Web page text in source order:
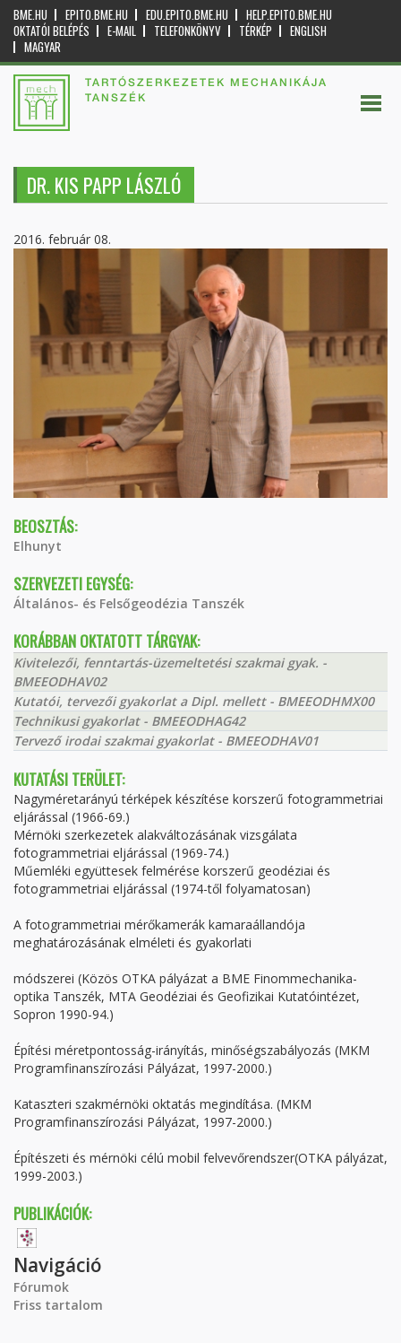
BME.HU EPITO.BME.HU EDU.EPITO.BME.HU
HELP.EPITO.BME.HU
OKTATÓI BELÉPÉS
E-MAIL TELEFONKÖNYV TÉRKÉP
ENGLISH
MAGYAR
TARTÓSZERKEZETEK MECHANIKÁJA
TANSZÉK
DR. KIS PAPP LÁSZLÓ
2016. február 08.
BEOSZTÁS:
Elhunyt
SZERVEZETI EGYSÉG:
Általános- és Felsőgeodézia Tanszék
KORÁBBAN OKTATOTT TÁRGYAK:
Kivitelezői, fenntartás-üzemeltetési szakmai gyak. -
BMEEODHAV02
Kutatói, tervezői gyakorlat a Dipl. mellett - BMEEODHMX00
Technikusi gyakorlat - BMEEODHAG42
Tervező irodai szakmai gyakorlat - BMEEODHAV01
KUTATÁSI TERÜLET:
Nagyméretarányú térképek készítése korszerű fotogrammetriai
eljárással (1966-69.)
Mérnöki szerkezetek alakváltozásának vizsgálata
fotogrammetriai eljárással (1969-74.)
Műemléki együttesek felmérése korszerű geodéziai és
fotogrammetriai eljárással (1974-től folyamatosan)
A fotogrammetriai mérőkamerák kamaraállandója
meghatározásának elméleti és gyakorlati
módszerei (Közös OTKA pályázat a BME Finommechanika-
optika Tanszék, MTA Geodéziai és Geofizikai Kutatóintézet,
Sopron 1990-94.)
Építési méretpontosság-irányítás, minőségszabályozás (MKM
Programfinanszírozási Pályázat, 1997-2000.)
Kataszteri szakmérnöki oktatás megindítása. (MKM
Programfinanszírozási Pályázat, 1997-2000.)
Építészeti és mérnöki célú mobil felvevőrendszer(OTKA pályázat,
1999-2003.)
PUBLIKÁCIÓK:
Navigáció
Fórumok
Friss tartalom